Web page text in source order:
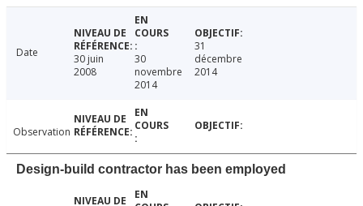
Date
30 juin
2008
30
novembre
2014
31
décembre
2014
Observation
Design-build contractor has been employed